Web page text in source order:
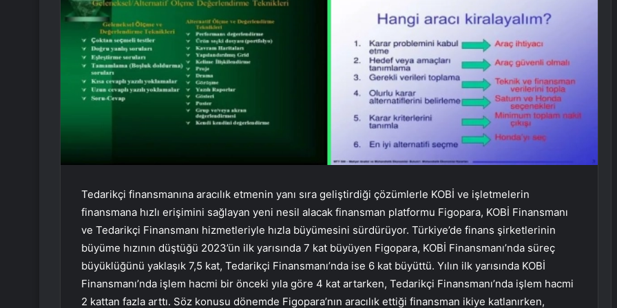
Tedarikçi finansmanına aracılık etmenin yanı sıra geliştirdiği çözümlerle KOBİ ve işletmelerin
finansmana hızlı erişimini sağlayan yeni nesil alacak finansman platformu Figopara, KOBİ Finansmanı
ve Tedarikçi Finansmanı hizmetleriyle hızla büyümesini sürdürüyor. Türkiye’de finans şirketlerinin
büyüme hızının düştüğü 2023’ün ilk yarısında 7 kat büyüyen Figopara, KOBİ Finansmanı’nda süreç
büyüklüğünü yaklaşık 7,5 kat, Tedarikçi Finansmanı’nda ise 6 kat büyüttü. Yılın ilk yarısında KOBİ
Finansmanı’nda işlem hacmi bir önceki yıla göre 4 kat artarken, Tedarikçi Finansmanı’nda işlem hacmi
2 kattan fazla arttı. Söz konusu dönemde Figopara’nın aracılık ettiği finansman ikiye katlanırken,